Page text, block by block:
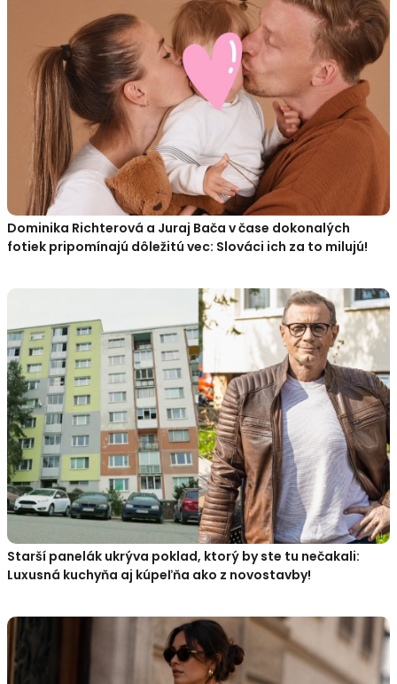
Dominika Richterová a Juraj Bača v čase dokonalých
fotiek pripomínajú dôležitú vec: Slováci ich za to milujú!
Starší panelák ukrýva poklad, ktorý by ste tu nečakali:
Luxusná kuchyňa aj kúpeľňa ako z novostavby!